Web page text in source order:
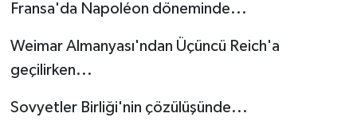
Fransa'da Napoléon döneminde...
Weimar Almanyası'ndan Üçüncü Reich'a
geçilirken...
Sovyetler Birliği'nin çözülüşünde...